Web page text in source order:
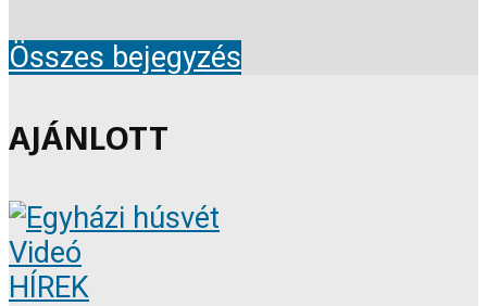
Összes bejegyzés
AJÁNLOTT
Videó
HÍREK